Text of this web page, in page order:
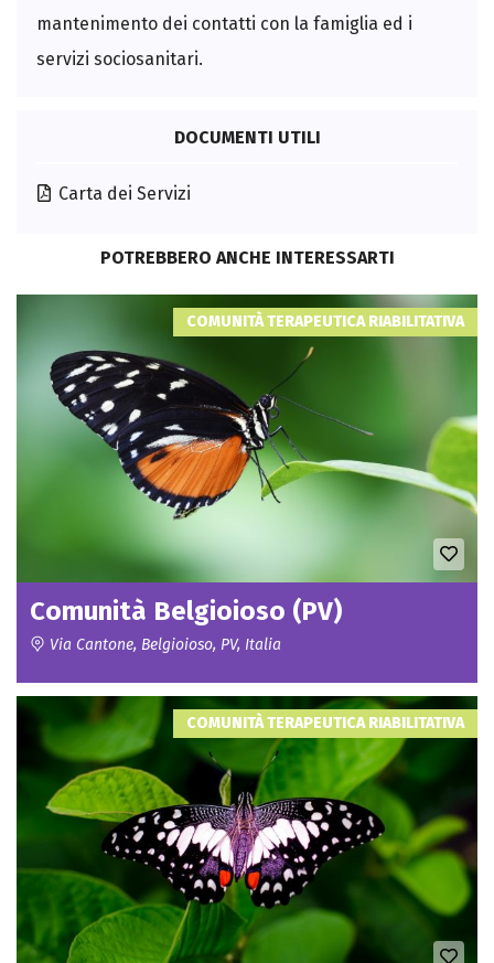
mantenimento dei contatti con la famiglia ed i
servizi sociosanitari.
DOCUMENTI UTILI
Carta dei Servizi
POTREBBERO ANCHE INTERESSARTI
COMUNITÀ TERAPEUTICA RIABILITATIVA
Comunità Belgioioso (PV)
Via Cantone, Belgioioso, PV, Italia
COMUNITÀ TERAPEUTICA RIABILITATIVA